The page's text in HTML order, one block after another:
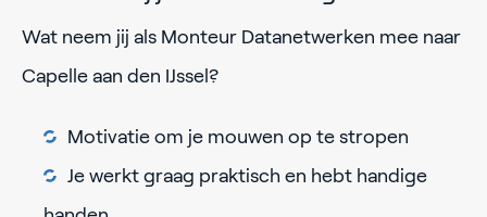
Wat neem jij als Monteur Datanetwerken mee naar
Capelle aan den IJssel?
Motivatie om je mouwen op te stropen
Je werkt graag praktisch en hebt handige